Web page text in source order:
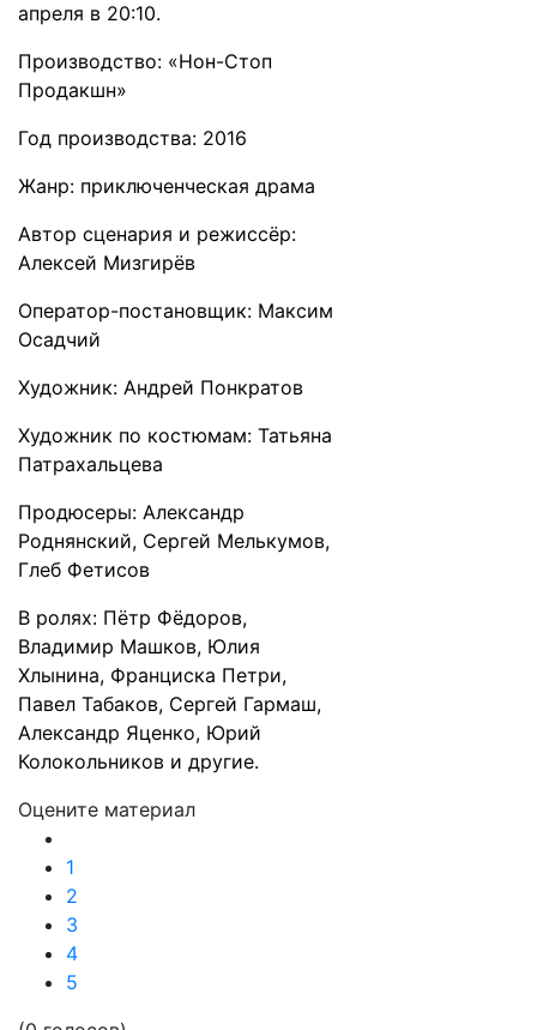
апреля в 20:10.
Производство: «Нон-Стоп
Продакшн»
Год производства: 2016
Жанр: приключенческая драма
Автор сценария и режиссёр:
Алексей Мизгирёв
Оператор-постановщик: Максим
Осадчий
Художник: Андрей Понкратов
Художник по костюмам: Татьяна
Патрахальцева
Продюсеры: Александр
Роднянский, Сергей Мелькумов,
Глеб Фетисов
В ролях: Пётр Фёдоров,
Владимир Машков, Юлия
Хлынина, Франциска Петри,
Павел Табаков, Сергей Гармаш,
Александр Яценко, Юрий
Колокольников и другие.
Оцените материал
1
2
3
4
5